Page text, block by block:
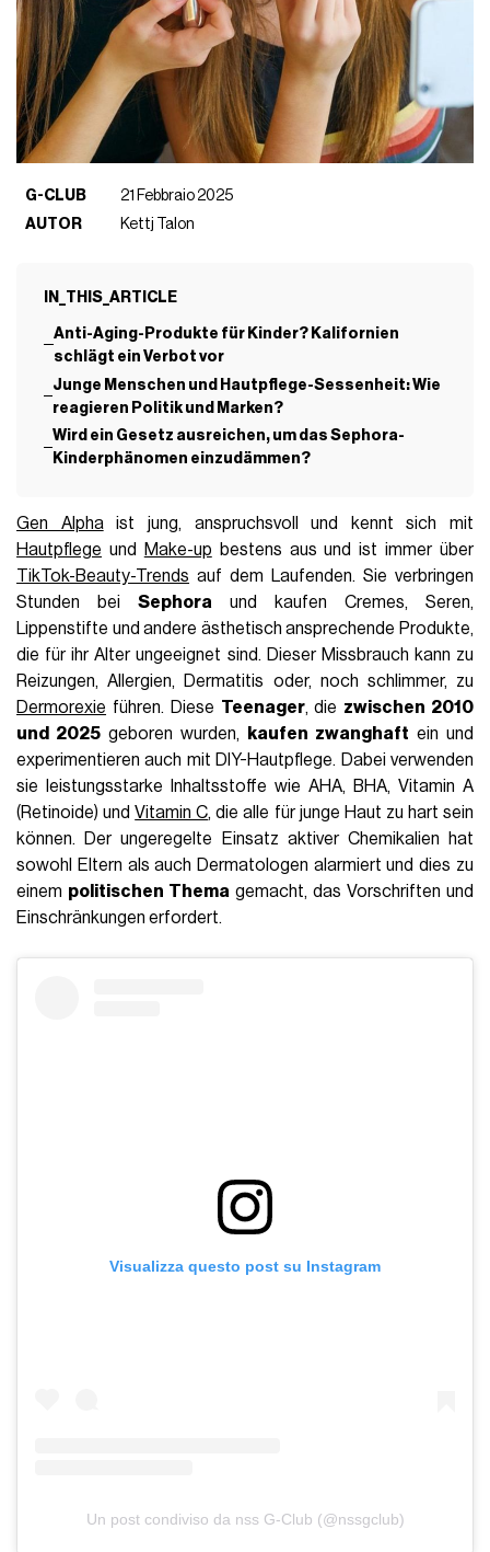
G-CLUB
21 Febbraio 2025
AUTOR
Kettj Talon
IN_THIS_ARTICLE
Anti-Aging-Produkte für Kinder? Kalifornien
schlägt ein Verbot vor
Junge Menschen und Hautpflege-Sessenheit: Wie
reagieren Politik und Marken?
Wird ein Gesetz ausreichen, um das Sephora-
Kinderphänomen einzudämmen?
Gen Alphaist jung, anspruchsvoll und kennt sich mit
Hautpflege und Make-up bestens aus und ist immer über
TikTok-Beauty-Trends auf dem Laufenden. Sie verbringen
Stunden beiSephora und kaufen Cremes, Seren,
Lippenstifte und andere ästhetisch ansprechende Produkte,
die für ihr Alter ungeeignet sind. Dieser Missbrauch kann zu
Reizungen, Allergien, Dermatitis oder, noch schlimmer, zu
Dermorexie führen. Diese Teenager, die zwischen 2010
und 2025 geboren wurden, kaufen zwanghaft ein und
experimentieren auch mit DIY-Hautpflege. Dabei verwenden
sie leistungsstarke Inhaltsstoffe wie AHA, BHA, Vitamin A
(Retinoide) undVitamin C, die alle für junge Haut zu hart sein
können. Der ungeregelte Einsatz aktiver Chemikalien hat
sowohl Eltern als auch Dermatologen alarmiert und dies zu
einem politischen Thema gemacht, das Vorschriften und
Einschränkungen erfordert.
Visualizza questo post su Instagram
Un post condiviso da nss G-Club (@nssgclub)